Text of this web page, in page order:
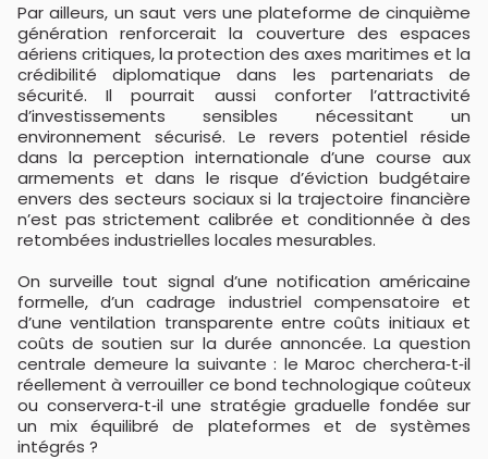
Par ailleurs, un saut vers une plateforme de cinquième
génération renforcerait la couverture des espaces
aériens critiques, la protection des axes maritimes et la
crédibilité diplomatique dans les partenariats de
sécurité. Il pourrait aussi conforter l’attractivité
d’investissements sensibles nécessitant un
environnement sécurisé. Le revers potentiel réside
dans la perception internationale d’une course aux
armements et dans le risque d’éviction budgétaire
envers des secteurs sociaux si la trajectoire financière
n’est pas strictement calibrée et conditionnée à des
retombées industrielles locales mesurables.
On surveille tout signal d’une notification américaine
formelle, d’un cadrage industriel compensatoire et
d’une ventilation transparente entre coûts initiaux et
coûts de soutien sur la durée annoncée. La question
centrale demeure la suivante : le Maroc cherchera‑t‑il
réellement à verrouiller ce bond technologique coûteux
ou conservera‑t‑il une stratégie graduelle fondée sur
un mix équilibré de plateformes et de systèmes
intégrés ?